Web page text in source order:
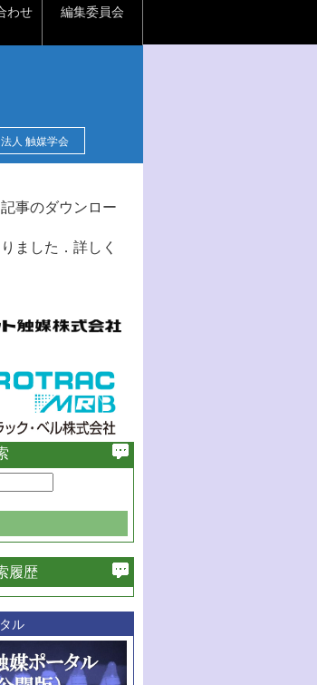
わせ 編集委員会
人 触媒学会
事のダウンロー
ました．詳しく
必ず含む
号
履歴
ル